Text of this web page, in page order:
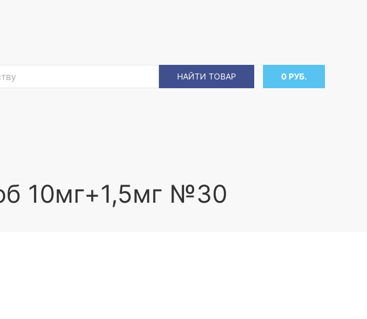
НАЙТИ ТОВАР 0 РУБ.
10мг+1,5мг №30